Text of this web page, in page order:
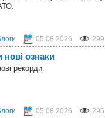
05.08.2026 299
нові ознаки
рекорди.
05.08.2026 295